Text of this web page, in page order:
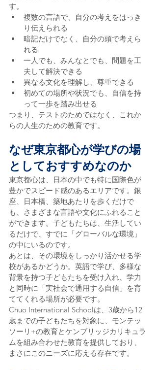
す。
複数の言語で、自分の考えをはっき
り伝えられる
暗記だけでなく、自分の頭で考えら
れる
一人でも、みんなとでも、問題を工
夫して解決できる
異なる文化を理解し、尊重できる
初めての場所や状況でも、自信を持
って一歩を踏み出せる
つまり、テストのためではなく、これか
らの人生のための教育です。
なぜ東京都心が学びの場
としておすすめなのか
東京都心は、日本の中でも特に国際色が
豊かでスピード感のあるエリアです。銀
座、日本橋、築地あたりを歩くだけで
も、さまざまな言語や文化にふれること
ができます。子どもたちは、生活してい
るだけで、すでに「グローバルな環境」
の中にいるのです。
あとは、その環境をしっかり活かせる学
校があるかどうか。英語で学び、多様な
背景を持つ子どもたちを受け入れ、学力
と同時に「実社会で通用する自信」を育
ててくれる場所が必要です。
Chuo International Schoolは、3歳から12
歳までの子どもたちを対象に、モンテッ
ソーリ+の教育とケンブリッジカリキュラ
ムを組み合わせた教育を提供しており、
まさにこのニーズに応える存在です。